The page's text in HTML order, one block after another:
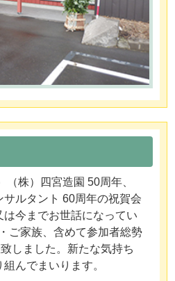
株）四宮造園 50周年、
サルタント 60周年の祝賀会
は今までお世話になってい
ご家族、含めて参加者総勢
しました。新たな気持ち
んでまいります。